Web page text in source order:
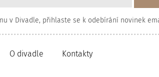
v Divadle, přihlaste se k odebírání novinek
O divadle Kontakty